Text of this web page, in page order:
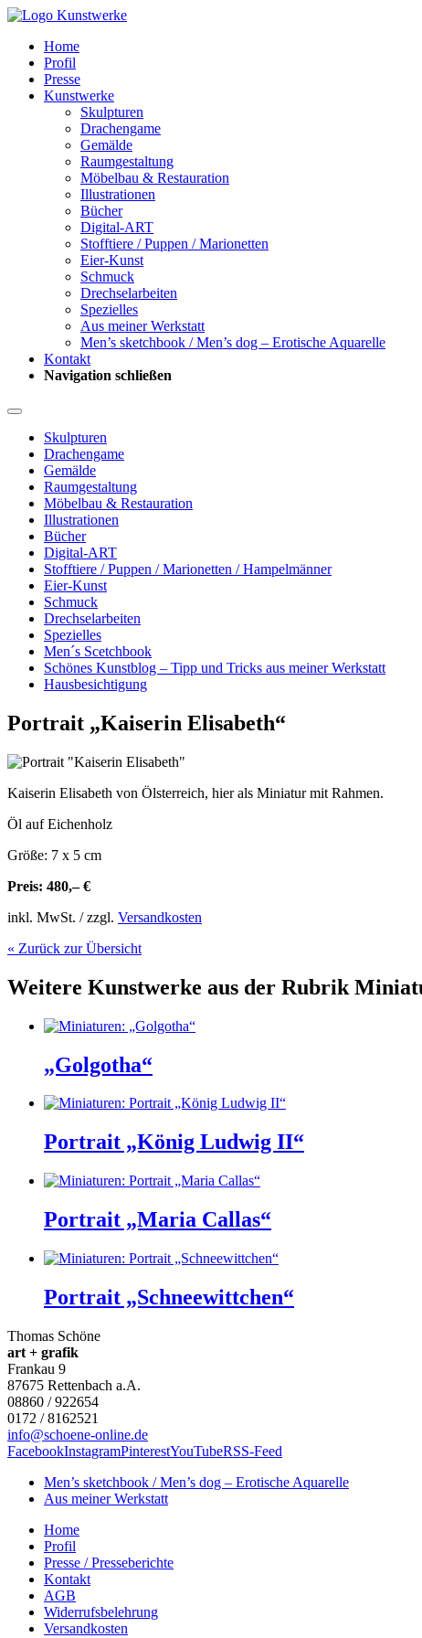
Home
Profil
Presse
Kunstwerke
Skulpturen
Drachengame
Gemälde
Raumgestaltung
Möbelbau & Restauration
Illustrationen
Bücher
Digital-ART
Stofftiere / Puppen / Marionetten
Eier-Kunst
Schmuck
Drechselarbeiten
Spezielles
Aus meiner Werkstatt
Men’s sketchbook / Men’s dog – Erotische Aquarelle
Kontakt
Navigation schließen
Skulpturen
Drachengame
Gemälde
Raumgestaltung
Möbelbau & Restauration
Illustrationen
Bücher
Digital-ART
Stofftiere / Puppen / Marionetten / Hampelmänner
Eier-Kunst
Schmuck
Drechselarbeiten
Spezielles
Men´s Scetchbook
Schönes Kunstblog – Tipp und Tricks aus meiner Werkstatt
Hausbesichtigung
Portrait „Kaiserin Elisabeth“
Kaiserin Elisabeth von Ölsterreich, hier als Miniatur mit Rahmen.
Öl auf Eichenholz
Größe: 7 x 5 cm
Preis: 480,– €
inkl. MwSt. / zzgl. Versandkosten
« Zurück zur Übersicht
Weitere Kunstwerke aus der Rubrik
„Golgotha“
Portrait „König Ludwig II“
Portrait „Maria Callas“
Portrait „Schneewittchen“
Thomas Schöne
art + grafik
Frankau 9
87675 Rettenbach a.A.
08860 / 922654
0172 / 8162521
info@schoene-online.de
FacebookInstagramPinterestYouTubeRSS-Feed
Men’s sketchbook / Men’s dog – Erotische Aquarelle
Aus meiner Werkstatt
Home
Profil
Presse / Presseberichte
Kontakt
AGB
Widerrufsbelehrung
Versandkosten